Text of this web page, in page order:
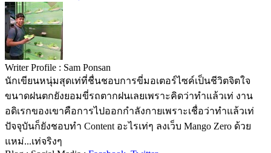
Writer Profile : Sam Ponsan
นักเขียนหนุ่มสุดเท่ที่ชื่นชอบการขี่มอเตอร์ไซค์เป็นชีวิตจิตใจ
ขนาดฝนตกยังยอมขี่รถตากฝนเลยเพราะคิดว่าทำแล้วเท่ งาน
อดิเรกของเขาคือการไปออกกำลังกายเพราะเชื่อว่าทำแล้วเท่
ปัจจุบันก็ยังชอบทำ Content อะไรเท่ๆ ลงเว็บ Mango Zero ด้วย
แหม่...เท่จริงๆ